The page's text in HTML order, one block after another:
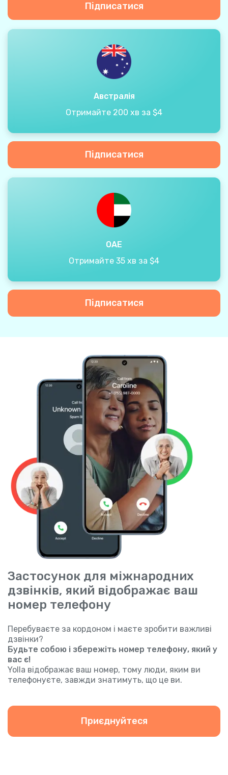
Підписатися
Австралія
Отримайте 200 хв за $4
Підписатися
ОАЕ
Отримайте 35 хв за $4
Підписатися
Застосунок для міжнародних
дзвінків, який відображає ваш
номер телефону
Перебуваєте за кордоном і маєте зробити важливі
дзвінки?
Будьте собою і збережіть номер телефону, який у
вас є!
Yolla відображає ваш номер, тому люди, яким ви
телефонуєте, завжди знатимуть, що це ви.
Приєднуйтеся